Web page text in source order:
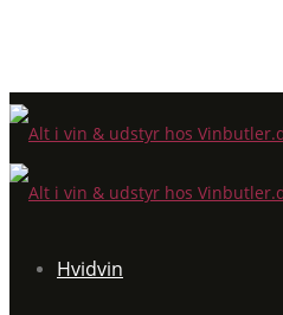
Hvidvin